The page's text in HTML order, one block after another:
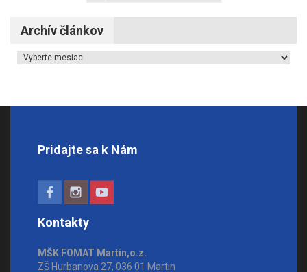
Archív článkov
Archív článkov
Pridajte sa k Nám
Kontakty
MŠK FOMAT Martin,o.z.
ZŠ Hurbanova 27, 036 01 Martin